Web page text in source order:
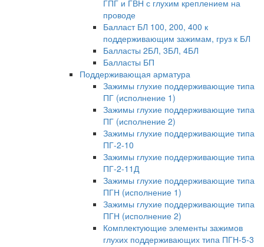
ГПГ и ГВН с глухим креплением на
проводе
Балласт БЛ 100, 200, 400 к
поддерживающим зажимам, груз к БЛ
Балласты 2БЛ, 3БЛ, 4БЛ
Балласты БП
Поддерживающая арматура
Зажимы глухие поддерживающие типа
ПГ (исполнение 1)
Зажимы глухие поддерживающие типа
ПГ (исполнение 2)
Зажимы глухие поддерживающие типа
ПГ-2-10
Зажимы глухие поддерживающие типа
ПГ-2-11Д
Зажимы глухие поддерживающие типа
ПГН (исполнение 1)
Зажимы глухие поддерживающие типа
ПГН (исполнение 2)
Комплектующие элементы зажимов
глухих поддерживающих типа ПГН-5-3